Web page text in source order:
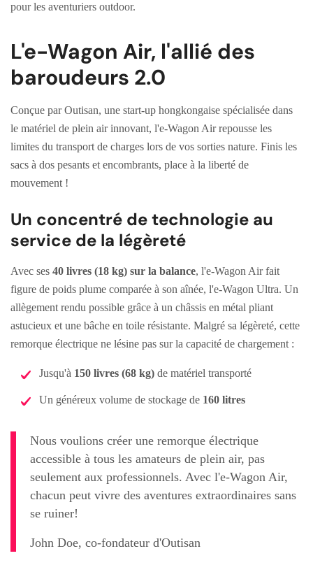
pour les aventuriers outdoor.
L'e-Wagon Air, l'allié des
baroudeurs 2.0
Conçue par Outisan, une start-up hongkongaise spécialisée dans
le matériel de plein air innovant, l'e-Wagon Air repousse les
limites du transport de charges lors de vos sorties nature. Finis les
sacs à dos pesants et encombrants, place à la liberté de
mouvement !
Un concentré de technologie au
service de la légèreté
Avec ses 40 livres (18 kg) sur la balance, l'e-Wagon Air fait
figure de poids plume comparée à son aînée, l'e-Wagon Ultra. Un
allègement rendu possible grâce à un châssis en métal pliant
astucieux et une bâche en toile résistante. Malgré sa légèreté, cette
remorque électrique ne lésine pas sur la capacité de chargement :
Jusqu'à 150 livres (68 kg) de matériel transporté
Un généreux volume de stockage de 160 litres
Nous voulions créer une remorque électrique
accessible à tous les amateurs de plein air, pas
seulement aux professionnels. Avec l'e-Wagon Air,
chacun peut vivre des aventures extraordinaires sans
se ruiner!
John Doe, co-fondateur d'Outisan